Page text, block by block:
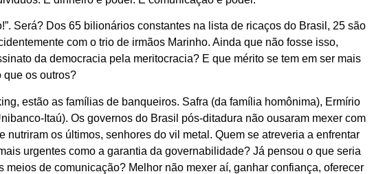
Será? Dos 65 bilionários constantes na lista de ricaços do Brasil, 25 são
com o trio de irmãos Marinho. Ainda que não fosse isso,
da democracia pela meritocracia? E que mérito se tem em ser mais
que os outros?
estão as famílias de banqueiros. Safra (da família homônima), Ermírio
Itaú). Os governos do Brasil pós-ditadura não ousaram mexer com
nutriram os últimos, senhores do vil metal. Quem se atreveria a enfrentar
urgentes como a garantia da governabilidade? Já pensou o que seria
meios de comunicação? Melhor não mexer aí, ganhar confiança, oferecer